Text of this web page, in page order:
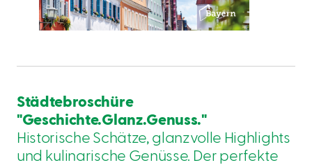
Städtebroschüre
"Geschichte.Glanz.Genuss."
Historische Schätze, glanzvolle Highlights
und kulinarische Genüsse. Der perfekte